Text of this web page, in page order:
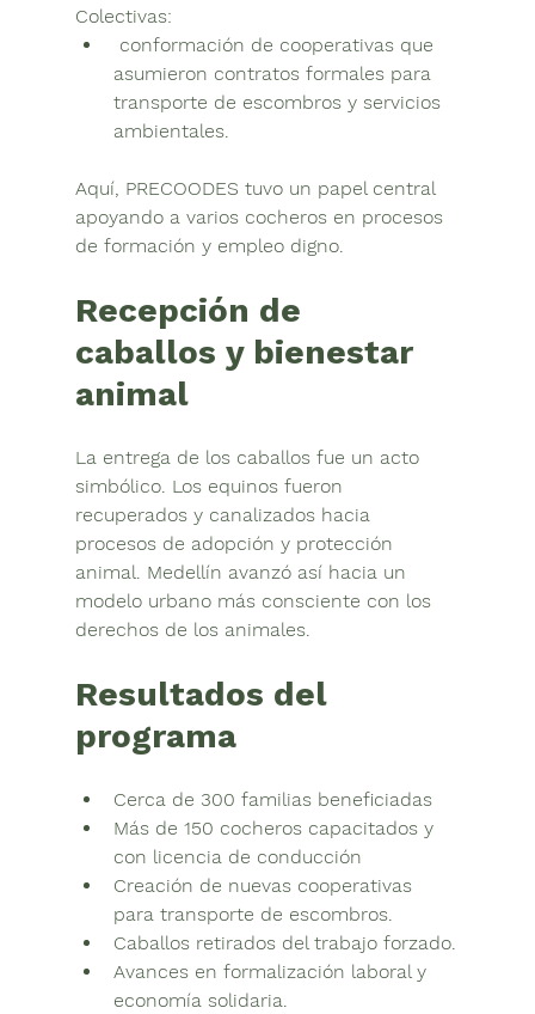
Colectivas:
asumieron contratos formales para
transporte de escombros y servicios
ambientales.
Aquí, PRECOODES tuvo un papel central
apoyando a varios cocheros en procesos
de formación y empleo digno.
Recepción de
caballos y bienestar
animal
La entrega de los caballos fue un acto
simbólico. Los equinos fueron
recuperados y canalizados hacia
procesos de adopción y protección
animal. Medellín avanzó así hacia un
modelo urbano más consciente con los
derechos de los animales.
Resultados del
programa
Cerca de 300 familias beneficiadas
Más de 150 cocheros capacitados y
con licencia de conducción
Creación de nuevas cooperativas
para transporte de escombros.
Caballos retirados del trabajo forzado.
Avances en formalización laboral y
economía solidaria.